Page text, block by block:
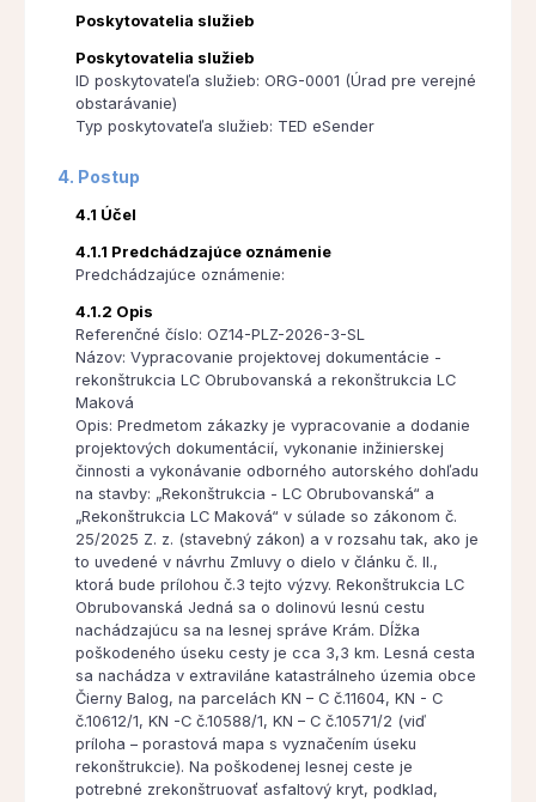
Poskytovatelia služieb
Poskytovatelia služieb
ID poskytovateľa služieb: ORG-0001 (Úrad pre verejné
obstarávanie)
Typ poskytovateľa služieb: TED eSender
4. Postup
4.1 Účel
4.1.1 Predchádzajúce oznámenie
Predchádzajúce oznámenie:
4.1.2 Opis
Referenčné číslo: OZ14-PLZ-2026-3-SL
Názov: Vypracovanie projektovej dokumentácie -
rekonštrukcia LC Obrubovanská a rekonštrukcia LC
Maková
Opis: Predmetom zákazky je vypracovanie a dodanie
projektových dokumentácií, vykonanie inžinierskej
činnosti a vykonávanie odborného autorského dohľadu
na stavby: „Rekonštrukcia - LC Obrubovanská“ a
„Rekonštrukcia LC Maková“ v súlade so zákonom č.
25/2025 Z. z. (stavebný zákon) a v rozsahu tak, ako je
to uvedené v návrhu Zmluvy o dielo v článku č. II.,
ktorá bude prílohou č.3 tejto výzvy. Rekonštrukcia LC
Obrubovanská Jedná sa o dolinovú lesnú cestu
nachádzajúcu sa na lesnej správe Krám. Dĺžka
poškodeného úseku cesty je cca 3,3 km. Lesná cesta
sa nachádza v extraviláne katastrálneho územia obce
Čierny Balog, na parcelách KN – C č.11604, KN - C
č.10612/1, KN -C č.10588/1, KN – C č.10571/2 (viď
príloha – porastová mapa s vyznačením úseku
rekonštrukcie). Na poškodenej lesnej ceste je
potrebné zrekonštruovať asfaltový kryt, podklad,